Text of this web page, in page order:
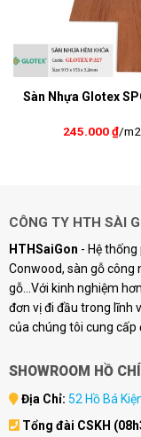
Sàn Nhựa Glotex
245.000₫/m2
CÔNG TY HTH SÀI
HTHSaiGon - Hệ
Conwood, sàn gỗ công
gỗ...Với kinh nghiệm
đơn vị đi đầu trong lĩnh
của chúng tôi cung cấp
SHOWROOM HỒ
Địa Chỉ: 52 Hồ Bá
Tổng đài CSKH